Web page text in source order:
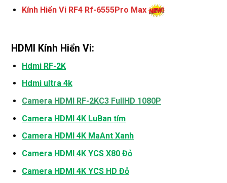
Kính Hiển Vi RF4 Rf-6555Pro Max
HDMI Kính Hiển Vi:
Hdmi RF-2K
Hdmi ultra 4k
Camera HDMI RF-2KC3 FullHD 1080P
Camera HDMI 4K LuBan tím
Camera HDMI 4K MaAnt Xanh
Camera HDMI 4K YCS X80 Đỏ
Camera HDMI 4K YCS HD Đỏ